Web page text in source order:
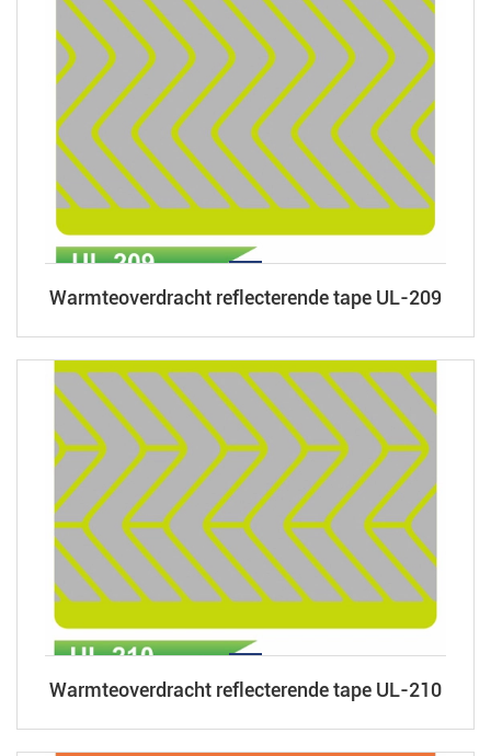
Warmteoverdracht reflecterende tape UL-209
Warmteoverdracht reflecterende tape UL-210